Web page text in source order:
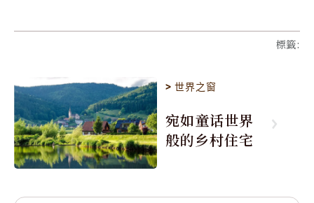
標籤:
>世界之窗
宛如童话世界
般的乡村住宅